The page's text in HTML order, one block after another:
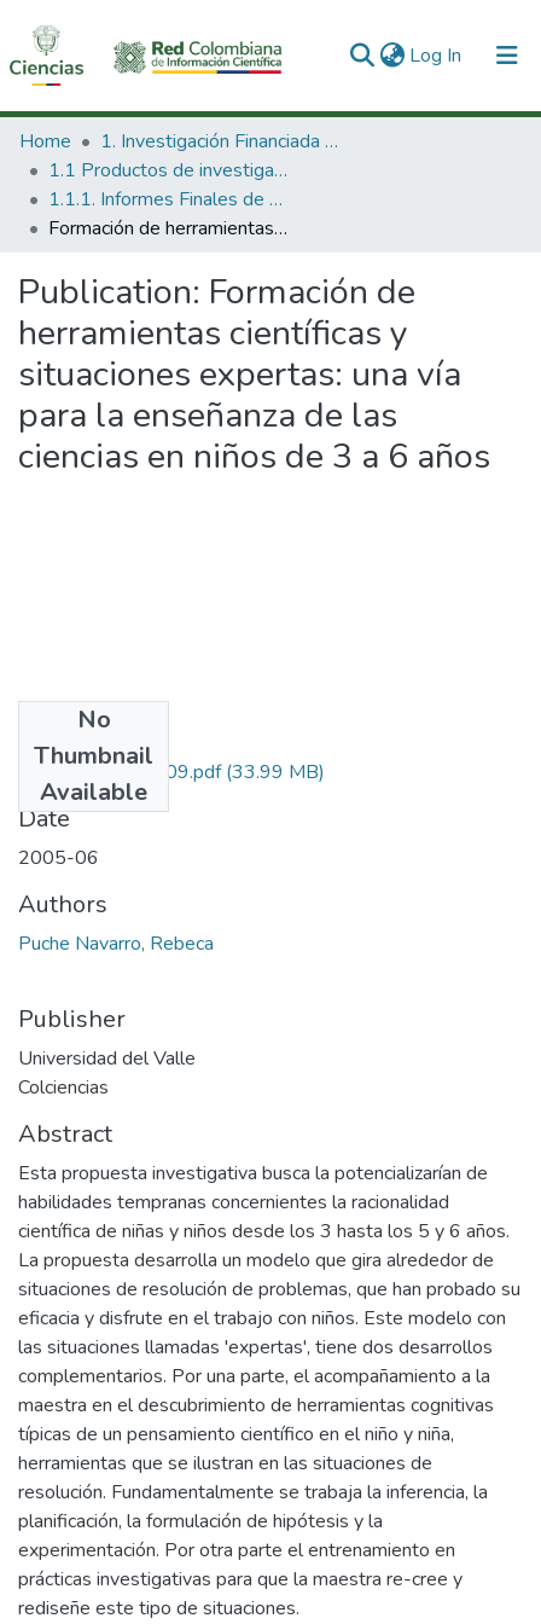
Log In (current)
Communities & Collections
All of DSpace
Statistics
Home
1. Investigación Financiada con Recursos Públicos
1.1 Productos de investigación
1.1.1. Informes Finales de Proyectos de Investigación
Formación de herramientas científicas y situaciones expertas: una vía para la enseñanza de las ciencias en niños de 3 a 6 años
Publication: Formación de
herramientas científicas y
situaciones expertas: una vía
para la enseñanza de las
ciencias en niños de 3 a 6 años
No
Thumbnail
Available
1106-11-14509.pdf(33.99 MB)
Date
2005-06
Authors
Puche Navarro, Rebeca
Publisher
Universidad del Valle
Colciencias
Abstract
Esta propuesta investigativa busca la potencializarían de
habilidades tempranas concernientes la racionalidad
científica de niñas y niños desde los 3 hasta los 5 y 6 años.
La propuesta desarrolla un modelo que gira alrededor de
situaciones de resolución de problemas, que han probado su
eficacia y disfrute en el trabajo con niños. Este modelo con
las situaciones llamadas 'expertas', tiene dos desarrollos
complementarios. Por una parte, el acompañamiento a la
maestra en el descubrimiento de herramientas cognitivas
típicas de un pensamiento científico en el niño y niña,
herramientas que se ilustran en las situaciones de
resolución. Fundamentalmente se trabaja la inferencia, la
planificación, la formulación de hipótesis y la
experimentación. Por otra parte el entrenamiento en
prácticas investigativas para que la maestra re-cree y
rediseñe este tipo de situaciones.